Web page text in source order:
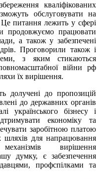
кваліфікованих
обслуговувати на
питання лежить у сфері
продовжуємо працювати
а також у забезпечені
Проговорили також і
з яким стикаються
війни рф
їх вирішення.
долучені до пропозицій
до державних органів
українського бізнесу і
економіку та
заробітною платою
шляхів для напрацювання
вирішення
думку, є забезпечення
профспілками та